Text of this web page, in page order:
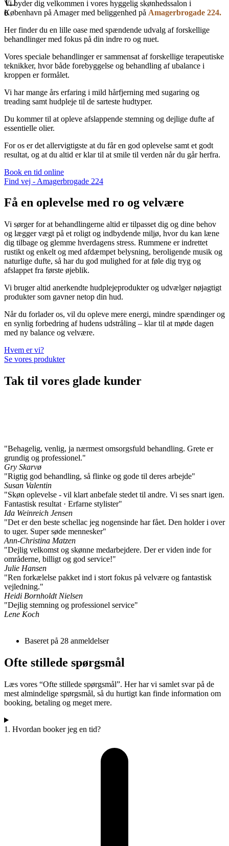
0
Vi byder dig velkommen i vores hyggelig skønhedssalon i
København på Amager med beliggenhed på Amagerbrogade 224.
Her finder du en lille oase med spændende udvalg af forskellige
behandlinger med fokus på din indre ro og nuet.
Vores speciale behandlinger er sammensat af forskellige terapeutiske
teknikker, hvor både forebyggelse og behandling af ubalance i
kroppen er formålet.
Vi har mange års erfaring i mild hårfjerning med sugaring og
treading samt hudpleje til de sarteste hudtyper.
Du kommer til at opleve afslappende stemning og dejlige dufte af
essentielle olier.
For os er det allervigtigste at du får en god oplevelse samt et godt
resultat, og at du altid er klar til at smile til verden når du går herfra.
Book en tid online
Find vej - Amagerbrogade 224
Få en oplevelse med ro og velvære
Vi sørger for at behandlingerne altid er tilpasset dig og dine behov
og lægger vægt på et roligt og indbydende miljø, hvor du kan læne
dig tilbage og glemme hverdagens stress. Rummene er indrettet
rustikt og enkelt og med afdæmpet belysning, beroligende musik og
naturlige dufte, så har du god mulighed for at føle dig tryg og
afslappet fra første øjeblik.
Vi bruger altid anerkendte hudplejeprodukter og udvælger nøjagtigt
produkter som gavner netop din hud.
Når du forlader os, vil du opleve mere energi, mindre spændinger og
en synlig forbedring af hudens udstråling – klar til at møde dagen
med ny balance og velvære.
Hvem er vi?
Se vores produkter
Tak til vores glade kunder
"Behagelig, venlig, ja nærmest omsorgsfuld behandling. Grete er
grundig og professionel."
Gry Skarvø
"Rigtig god behandling, så flinke og gode til deres arbejde"
Susan Valentin
"Skøn oplevelse - vil klart anbefale stedet til andre. Vi ses snart igen.
Fantastisk resultat · Erfarne stylister"
Ida Weinreich Jensen
"Det er den beste schellac jeg nogensinde har fået. Den holder i over
to uger. Super søde mennesker"
Ann-Christina Matzen
"Dejlig velkomst og skønne medarbejdere. Der er viden inde for
områderne, billigt og god service!"
Julie Hansen
"Ren forkælelse pakket ind i stort fokus på velvære og fantastisk
vejledning."
Heidi Bornholdt Nielsen
"Dejlig stemning og professionel service"
Lene Koch
Baseret på 28 anmeldelser
Ofte stillede spørgsmål
Læs vores “Ofte stillede spørgsmål”. Her har vi samlet svar på de
mest almindelige spørgsmål, så du hurtigt kan finde information om
booking, betaling og meget mere.
1. Hvordan booker jeg en tid?